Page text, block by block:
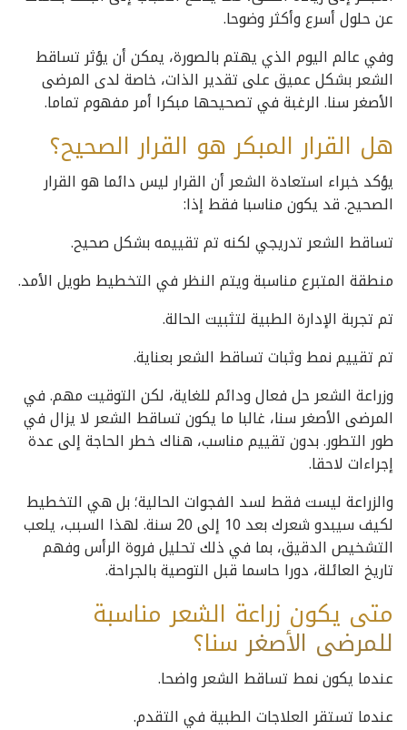
عن حلول أسرع وأكثر وضوحا.
وفي عالم اليوم الذي يهتم بالصورة، يمكن أن يؤثر تساقط
الشعر بشكل عميق على تقدير الذات، خاصة لدى المرضى
الأصغر سنا. الرغبة في تصحيحها مبكرا أمر مفهوم تماما.
هل القرار المبكر هو القرار الصحيح؟
يؤكد خبراء استعادة الشعر أن القرار ليس دائما هو القرار
الصحيح. قد يكون مناسبا فقط إذا:
تساقط الشعر تدريجي لكنه تم تقييمه بشكل صحيح.
منطقة المتبرع مناسبة ويتم النظر في التخطيط طويل الأمد.
تم تجربة الإدارة الطبية لتثبيت الحالة.
تم تقييم نمط وثبات تساقط الشعر بعناية.
وزراعة الشعر حل فعال ودائم للغاية، لكن التوقيت مهم. في
المرضى الأصغر سنا، غالبا ما يكون تساقط الشعر لا يزال في
طور التطور. بدون تقييم مناسب، هناك خطر الحاجة إلى عدة
إجراءات لاحقا.
والزراعة ليست فقط لسد الفجوات الحالية؛ بل هي التخطيط
لكيف سيبدو شعرك بعد 10 إلى 20 سنة. لهذا السبب، يلعب
التشخيص الدقيق، بما في ذلك تحليل فروة الرأس وفهم
تاريخ العائلة، دورا حاسما قبل التوصية بالجراحة.
متى يكون زراعة الشعر مناسبة
للمرضى الأصغرسنا؟
عندما يكون نمط تساقط الشعر واضحا.
عندما تستقر العلاجات الطبية في التقدم.